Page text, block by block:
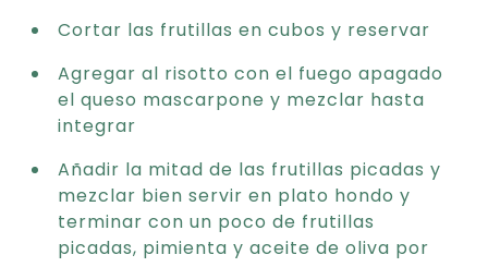
Cortar las frutillas en cubos y reservar
Agregar al risotto con el fuego apagado
el queso mascarpone y mezclar hasta
integrar
Añadir la mitad de las frutillas picadas y
mezclar bien servir en plato hondo y
terminar con un poco de frutillas
picadas, pimienta y aceite de oliva por